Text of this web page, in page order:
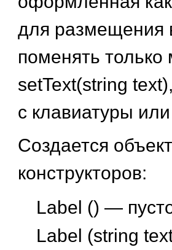
для размещения
поменять
setText(string
с клавиатуры
Создается
конструкторов:
Label () —
Label (string